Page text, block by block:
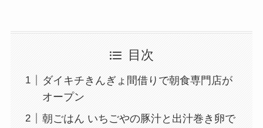
目次
ダイキチきんぎょ間借りで朝食専門店が
オープン
朝ごはん いちごやの豚汁と出汁巻き卵で